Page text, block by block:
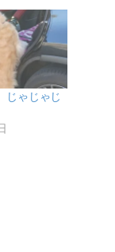
じゃじゃじ